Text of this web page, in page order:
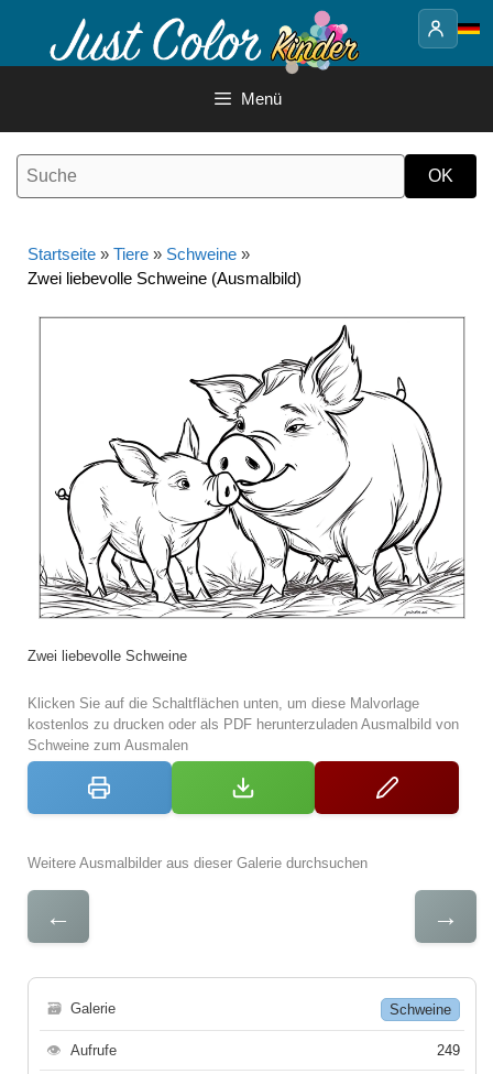
Inhalt
Menü
Startseite » Tiere » Schweine »
Zwei liebevolle Schweine (Ausmalbild)
Zwei liebevolle Schweine
Klicken Sie auf die Schaltflächen unten, um diese Malvorlage
kostenlos zu drucken oder als PDF herunterzuladen Ausmalbild von
Schweine zum Ausmalen
Weitere Ausmalbilder aus dieser Galerie durchsuchen
← →
🗃 Galerie Schweine
👁 Aufrufe 249